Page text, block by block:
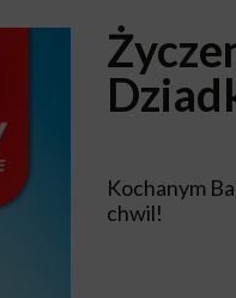
Kochanym
chwil!